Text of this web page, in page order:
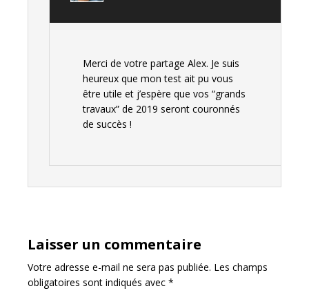
Merci de votre partage Alex. Je suis
heureux que mon test ait pu vous
être utile et j’espère que vos “grands
travaux” de 2019 seront couronnés
de succès !
Laisser un commentaire
Votre adresse e-mail ne sera pas publiée. Les champs
obligatoires sont indiqués avec *